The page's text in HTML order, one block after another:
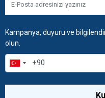
Kampanya, duyuru ve
olun.